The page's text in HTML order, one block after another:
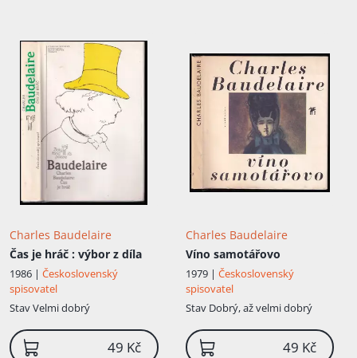
Charles Baudelaire
Čas je hráč : výbor z díla
1986 | Československý
spisovatel
StavVelmi dobrý
49 Kč
Charles Baudelaire
Víno samotářovo
1979 | Československý
spisovatel
Stav Dobrý, až velmi dobrý
49 Kč